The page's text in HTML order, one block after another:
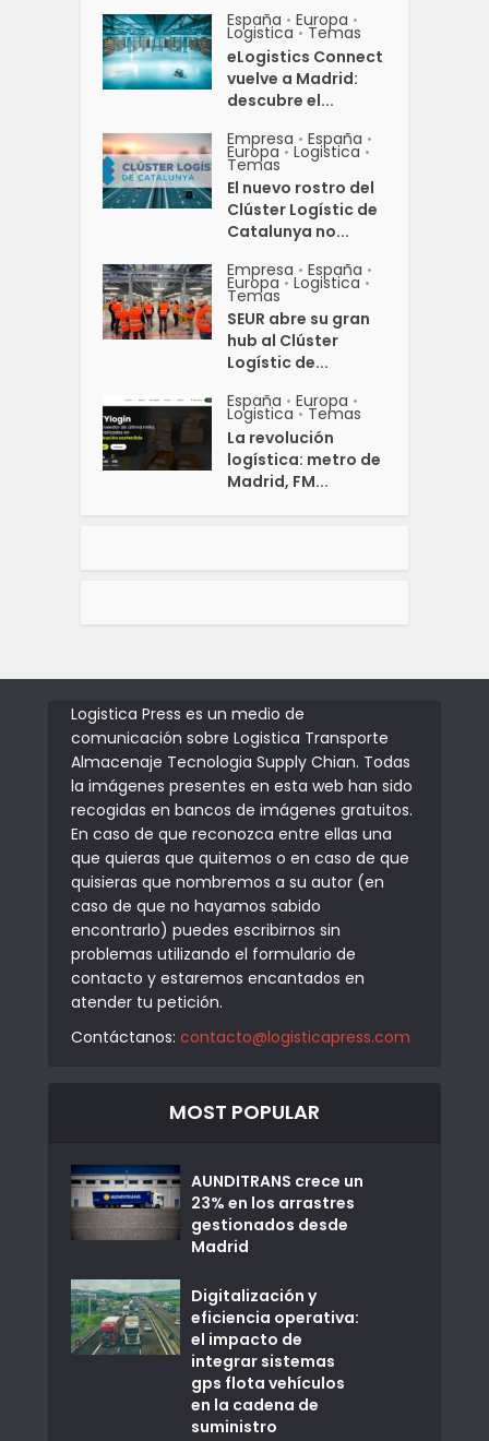
España • Europa •
Logistica • Temas
eLogistics Connect
vuelve a Madrid:
descubre el...
Empresa • España •
Europa • Logistica •
Temas
El nuevo rostro del
Clúster Logístic de
Catalunya no...
Empresa • España •
Europa • Logistica •
Temas
SEUR abre su gran
hub al Clúster
Logístic de...
España • Europa •
Logistica • Temas
La revolución
logística: metro de
Madrid, FM...
Logistica Press es un medio de
comunicación sobre Logistica Transporte
Almacenaje Tecnologia Supply Chian. Todas
la imágenes presentes en esta web han sido
recogidas en bancos de imágenes gratuitos.
En caso de que reconozca entre ellas una
que quieras que quitemos o en caso de que
quisieras que nombremos a su autor (en
caso de que no hayamos sabido
encontrarlo) puedes escribirnos sin
problemas utilizando el formulario de
contacto y estaremos encantados en
atender tu petición.
Contáctanos: contacto@logisticapress.com
MOST POPULAR
AUNDITRANS crece un
23% en los arrastres
gestionados desde
Madrid
Digitalización y
eficiencia operativa:
el impacto de
integrar sistemas
gps flota vehículos
en la cadena de
suministro